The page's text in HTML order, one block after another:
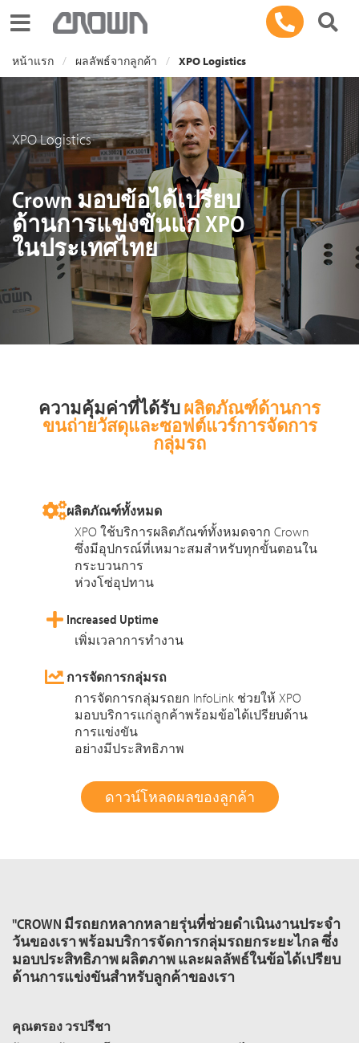
Toggle navigation
หน้าแรก ผลลัพธ์จากลูกค้า XPO Logistics
XPO Logistics
Crown มอบข้อได้เปรียบ
ด้านการแข่งขันแก่ XPO
ในประเทศไทย
ความคุ้มค่าที่ได้รับผลิตภัณฑ์ด้านการ
ขนถ่ายวัสดุและซอฟต์แวร์การจัดการ
กลุ่มรถ
ผลิตภัณฑ์ทั้งหมด
XPO ใช้บริการผลิตภัณฑ์ทั้งหมดจาก Crown
ซึ่งมีอุปกรณ์ที่เหมาะสมสำหรับทุกขั้นตอนใน
กระบวนการ
ห่วงโซ่อุปทาน
Increased Uptime
เพิ่มเวลาการทำงาน
การจัดการกลุ่มรถ
การจัดการกลุ่มรถยก InfoLink ช่วยให้ XPO
มอบบริการแก่ลูกค้าพร้อมข้อได้เปรียบด้าน
การแข่งขัน
อย่างมีประสิทธิภาพ
ดาวน์โหลดผลของลูกค้า
"CROWN มีรถยกหลากหลายรุ่นที่ช่วยดำเนินงานประจำ
วันของเรา พร้อมบริการจัดการกลุ่มรถยกระยะไกล ซึ่ง
มอบประสิทธิภาพ ผลิตภาพ และผลลัพธ์ในข้อได้เปรียบ
ด้านการแข่งขันสำหรับลูกค้าของเรา
คุณตรอง วรปรีชา